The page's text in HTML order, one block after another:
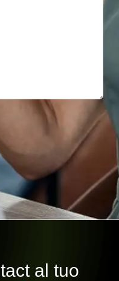
tact al tuo